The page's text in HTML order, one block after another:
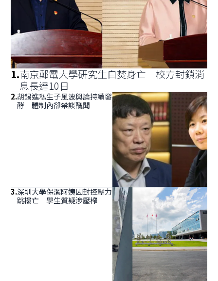
1.南京郵電大學研究生自焚身亡 校方封鎖消
息長達10日
2.胡錫進私生子風波輿論持續發
酵 體制內卻禁談醜聞
3.深圳大學保潔阿姨因封控壓力
跳樓亡 學生質疑涉壓榨